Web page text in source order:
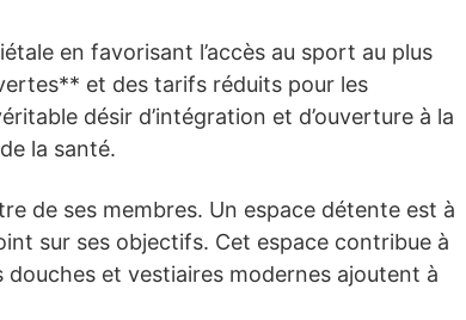
en favorisant l’accès au sport au plus
et des tarifs réduits pour les
désir d’intégration et d’ouverture à la
la santé.
de ses membres. Un espace détente est à
sur ses objectifs. Cet espace contribue à
et vestiaires modernes ajoutent à